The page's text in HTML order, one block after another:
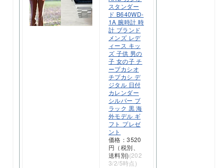
スタンダー
ド B640WD-
1A 腕時計 時
計 ブランド
メンズ レデ
ィース キッ
ズ 子供 男の
子 女の子 チ
ープカシオ
チプカシ デ
ジタル 日付
カレンダー
シルバー ブ
ラック 黒 海
外モデル ギ
フト プレゼ
ント
価格：3520
円（税別、
送料別)(202
3/2/5時点)